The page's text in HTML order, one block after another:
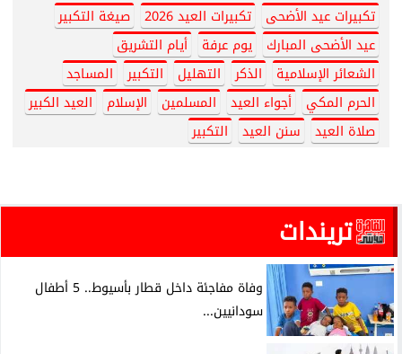
تكبيرات عيد الأضحى تكبيرات العيد 2026
صيغة التكبير
عيد الأضحى المبارك
يوم عرفة
أيام التشريق
الشعائر الإسلامية
الذكر التهليل التكبير
المساجد
الحرم المكي
أجواء العيد المسلمين الإسلام
العيد الكبير
صلاة العيد
سنن العيد التكبير
تريندات
وفاة مفاجئة داخل قطار بأسيوط.. 5 أطفال
سودانيين...